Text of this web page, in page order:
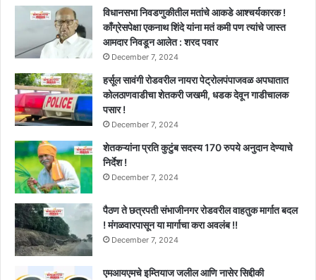
विधानसभा निवडणुकीतील मतांचे आकडे आश्चर्यकारक !
काँग्रेसपेक्षा एकनाथ शिंदे यांना मतं कमी पण त्यांचे जास्त
आमदार निवडून आलेत : शरद पवार
December 7, 2024
हर्सूल सावंगी रोडवरील नायरा पेट्रोलपंपाजवळ अपघातात
कोलठाणवाडीचा शेतकरी जखमी, धडक देवून गाडीचालक
पसार !
December 7, 2024
शेतकऱ्यांना प्रति कुटुंब सदस्य 170 रुपये अनुदान देण्याचे
निर्देश !
December 7, 2024
पैठण ते छत्रपती संभाजीनगर रोडवरील वाहतुक मार्गात बदल
! मंगळवारपासून या मार्गाचा करा अवलंब !!
December 7, 2024
एमआयएमचे इम्तियाज जलील आणि नासेर सिद्दीकी